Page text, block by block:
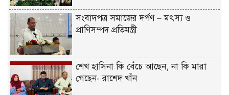
সংবাদপত্র সমাজের দর্পণ – মৎস্য ও
প্রাণিসম্পদ প্রতিমন্ত্রী
শেখ হাসিনা কি বেঁচে আছেন, না কি মারা
গেছেন- রাশেদ খাঁন